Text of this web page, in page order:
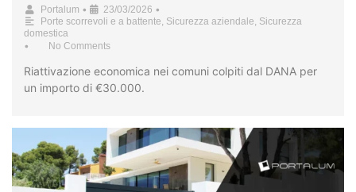
Portalum • 23/03/2026 •
Porte scorrevoli e a battente, Sicurezza aziendale, Sicurezza
domestica
• No Comments
Riattivazione economica nei comuni colpiti dal DANA per
un importo di €30.000.